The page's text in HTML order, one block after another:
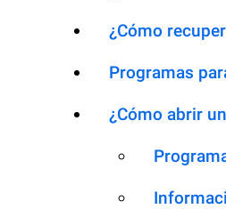
¿Cómo
Programas
¿Cómo abrir